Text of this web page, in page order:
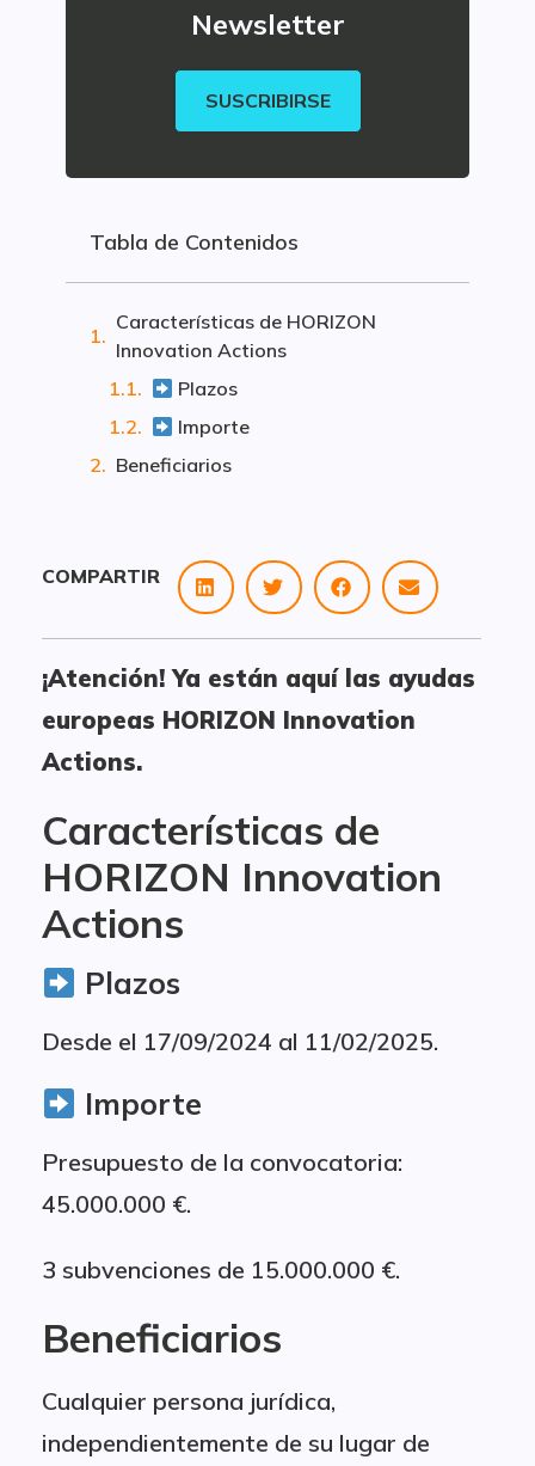
COMPARTIR
¡Atención! Ya están aquí las ayudas
europeas HORIZON Innovation
Actions.
Características de
HORIZON Innovation
Actions
Plazos
Desde el 17/09/2024 al 11/02/2025.
Importe
Presupuesto de la convocatoria:
45.000.000 €.
3 subvenciones de 15.000.000 €.
Beneficiarios
Cualquier persona jurídica,
independientemente de su lugar de
Newsletter
SUSCRIBIRSE
Tabla de Contenidos
Características de HORIZON
Innovation Actions
Plazos
Importe
Beneficiarios